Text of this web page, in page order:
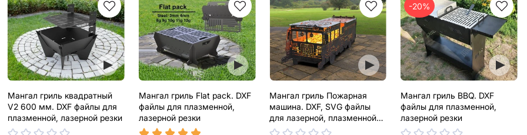
Мангал гриль квадратный
V2 600 мм. DXF файлы для
плазменной, лазерной резки
Мангал гриль Flat pack. DXF
файлы для плазменной,
лазерной резки
Мангал гриль Пожарная
машина. DXF, SVG файлы
для лазерной, плазменной
резки
-20%
Мангал гриль BBQ. DXF
файлы для плазменной,
лазерной резки